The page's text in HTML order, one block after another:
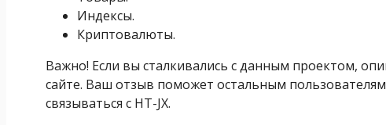
Индексы.
Криптовалюты.
Важно! Если вы сталкивались с данным проектом,
сайте. Ваш отзыв поможет остальным
связываться с HT-JX.